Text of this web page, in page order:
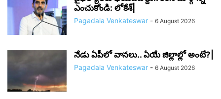
ఎంచుకోండి: లోకేశ్|
Pagadala Venkateswar - 6 August 2026
నేడు ఏపీలో వానలు.. ఏయే జిల్లాల్లో అంటే?|
Pagadala Venkateswar - 6 August 2026